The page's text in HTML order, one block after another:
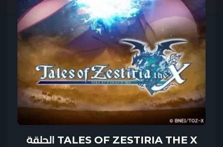
TALES OF ZESTIRIA THE X الحلقة